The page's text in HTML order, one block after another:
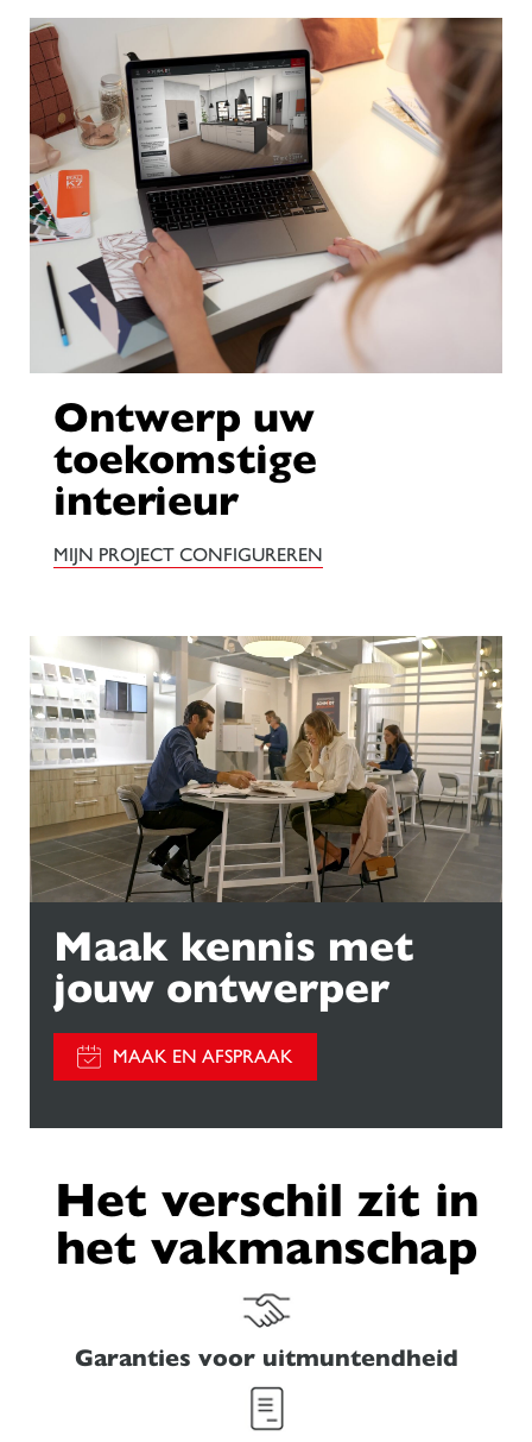
Ontwerp uw
toekomstige
interieur
MIJN PROJECT CONFIGUREREN
Maak kennis met
jouw ontwerper
MAAK EN AFSPRAAK
Het verschil zit in
het vakmanschap
Garanties voor uitmuntendheid